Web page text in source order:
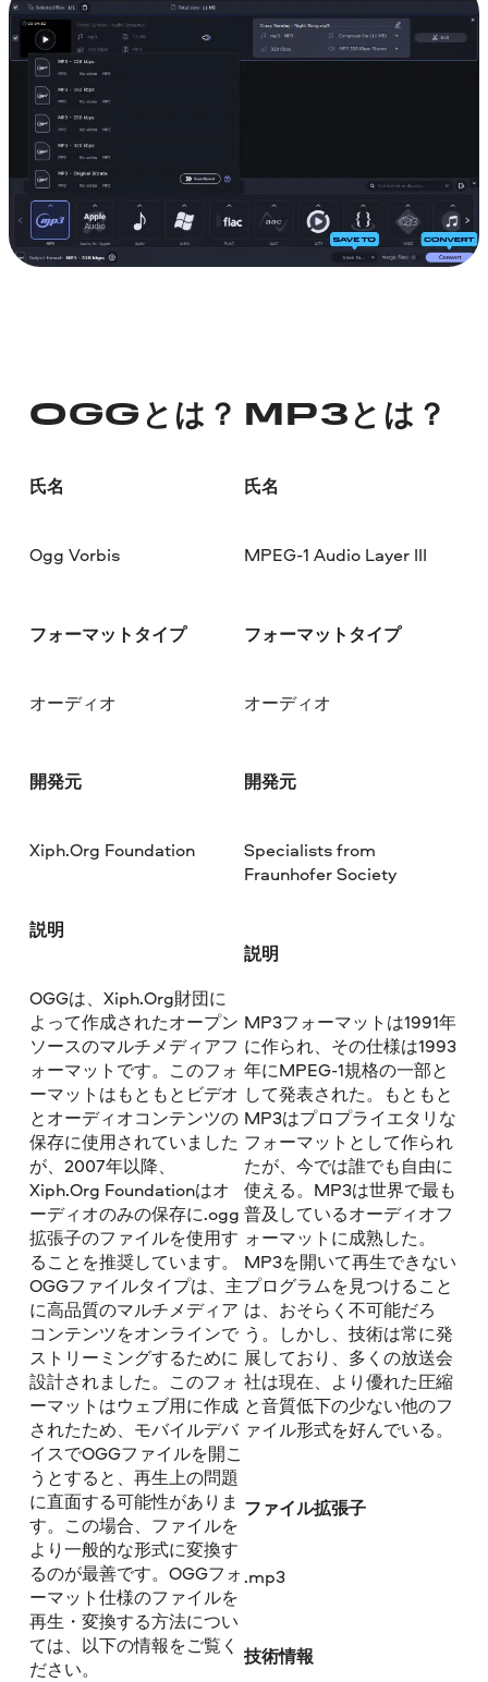
OGGとは？
氏名
Ogg Vorbis
フォーマットタイプ
オーディオ
開発元
Xiph.Org Foundation
説明
OGGは、Xiph.Org財団に
よって作成されたオープン
ソースのマルチメディアフ
ォーマットです。このフォ
ーマットはもともとビデオ
とオーディオコンテンツの
保存に使用されていました
が、2007年以降、
Xiph.Org Foundationはオ
ーディオのみの保存に.ogg
拡張子のファイルを使用す
ることを推奨しています。
OGGファイルタイプは、主
に高品質のマルチメディア
コンテンツをオンラインで
ストリーミングするために
設計されました。このフォ
ーマットはウェブ用に作成
されたため、モバイルデバ
イスでOGGファイルを開こ
うとすると、再生上の問題
に直面する可能性がありま
す。この場合、ファイルを
より一般的な形式に変換す
るのが最善です。OGGフォ
ーマット仕様のファイルを
再生・変換する方法につい
ては、以下の情報をご覧く
ださい。
MP3とは？
氏名
MPEG-1 Audio Layer III
フォーマットタイプ
オーディオ
開発元
Specialists from
Fraunhofer Society
説明
MP3フォーマットは1991年
に作られ、その仕様は1993
年にMPEG-1規格の一部と
して発表された。もともと
MP3はプロプライエタリな
フォーマットとして作られ
たが、今では誰でも自由に
使える。MP3は世界で最も
普及しているオーディオフ
ォーマットに成熟した。
MP3を開いて再生できない
プログラムを見つけること
は、おそらく不可能だろ
う。しかし、技術は常に発
展しており、多くの放送会
社は現在、より優れた圧縮
と音質低下の少ない他のフ
ァイル形式を好んでいる。
ファイル拡張子
.mp3
技術情報